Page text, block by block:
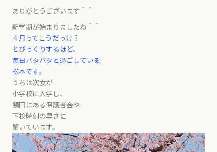
ありがとうございます＾＾
新学期が始まりましたね＾＾
４月ってこうだっけ？
とびっくりするほど、
毎日バタバタと過ごしている
松本です。
うちは次女が
小学校に入学し、
頻回にある保護者会や
下校時刻の早さに
驚いています。